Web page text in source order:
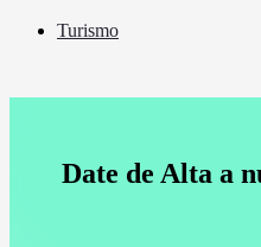
Turismo
Date de Alta a